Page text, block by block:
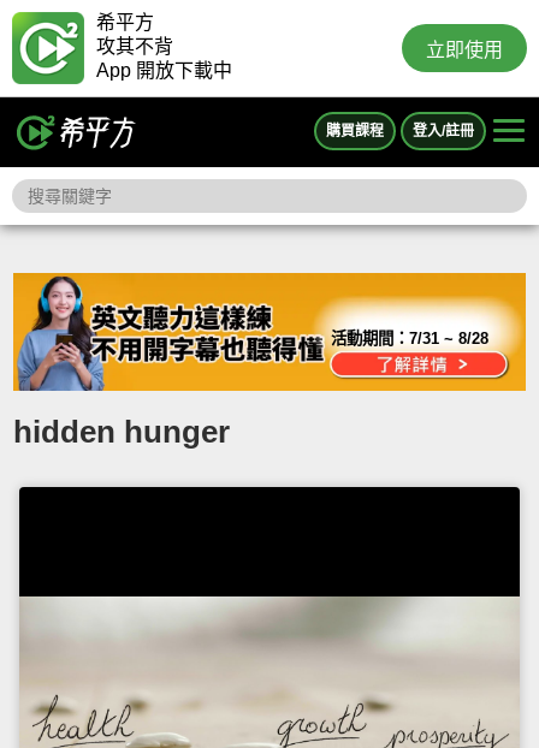
希平方
攻其不背
App 開放下載中
立即使用
購買課程 登入/註冊
活動期間：7/31 ~ 8/28
hidden hunger